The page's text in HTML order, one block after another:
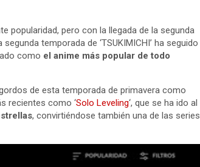
popularidad, pero con la llegada de la segunda
temporada de ‘TSUKIMICHI’ ha seguido
como el anime más popular de todo
de esta temporada de primavera como
recientes como ‘Solo Leveling‘, que se ha ido al
, convirtiéndose también una de las series